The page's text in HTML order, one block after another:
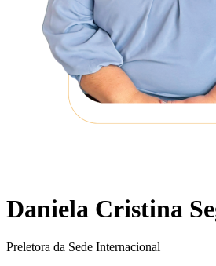
Daniela Cristina
Preletora da Sede Internacional